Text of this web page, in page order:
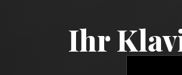
Ihr